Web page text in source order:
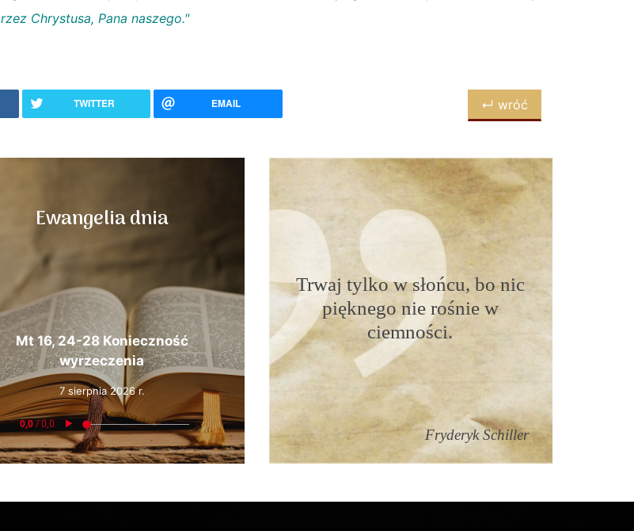
Chrystusa, Pana naszego."
TWITTER EMAIL ↵ wróć
Ewangelia dnia
Mt 16, 24-28 Konieczność
wyrzeczenia
7 sierpnia 2026 r.
Trwaj tylko w słońcu, bo nic
pięknego nie rośnie w
ciemności.
Fryderyk Schiller